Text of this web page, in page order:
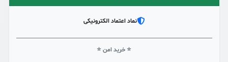
نماد اعتماد الکترونیکی
⭐ خرید امن ⭐